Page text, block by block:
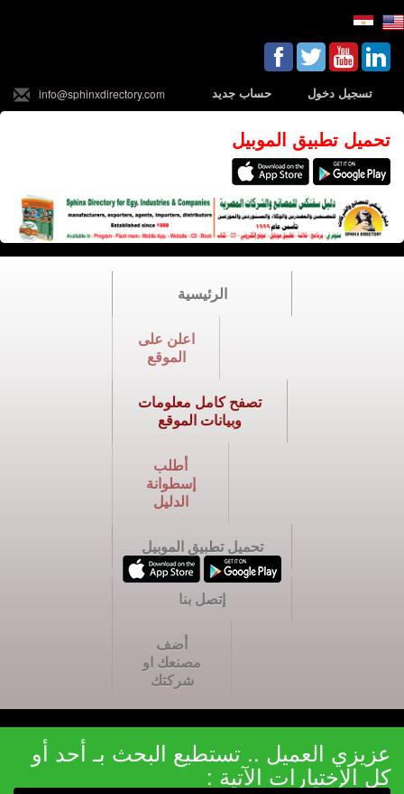
تسجيل دخول حساب جديد info@sphinxdirectory.com
تحميل تطبيق الموبيل
الرئيسية
اعلن على
الموقع
تصفح كامل معلومات
وبيانات الموقع
أطلب
إسطوانة
الدليل
تحميل تطبيق الموبيل
إتصل بنا
أضف
مصنعك او
شركتك
عزيزي العميل .. تستطيع البحث بـ أحد أو
كل الإختيارات الآتية :